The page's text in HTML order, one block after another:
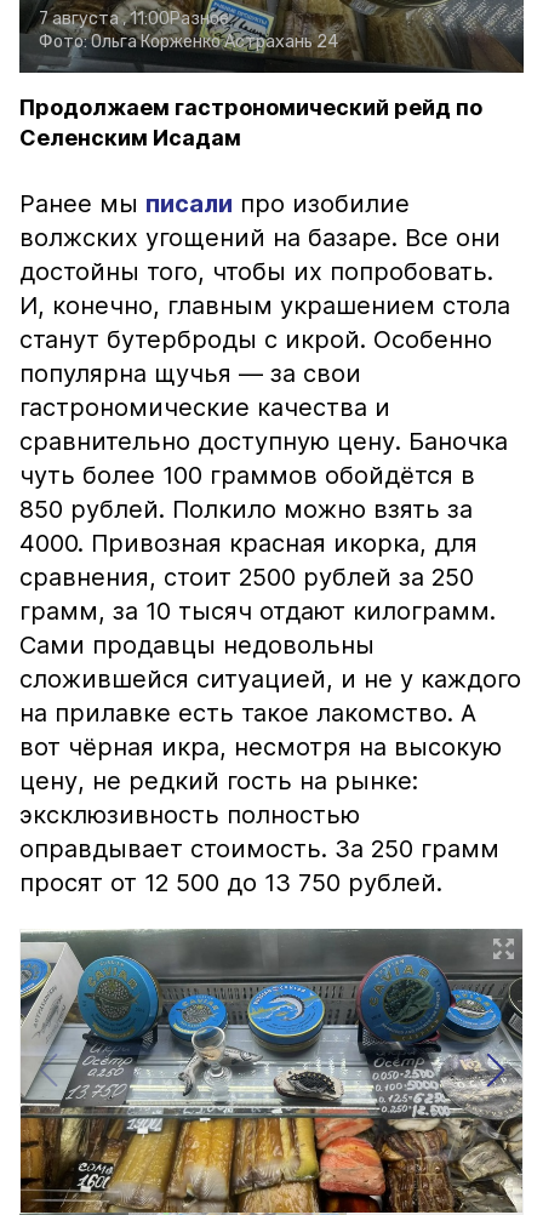
7 августа , 11:00Разное
Фото:Ольга КорженкоАстрахань 24
Продолжаем гастрономический рейд по
Селенским Исадам
Ранее мы писали про изобилие
волжских угощений на базаре. Все они
достойны того, чтобы их попробовать.
И, конечно, главным украшением стола
станут бутерброды с икрой. Особенно
популярна щучья — за свои
гастрономические качества и
сравнительно доступную цену. Баночка
чуть более 100 граммов обойдётся в
850 рублей. Полкило можно взять за
4000. Привозная красная икорка, для
сравнения, стоит 2500 рублей за 250
грамм, за 10 тысяч отдают килограмм.
Сами продавцы недовольны
сложившейся ситуацией, и не у каждого
на прилавке есть такое лакомство. А
вот чёрная икра, несмотря на высокую
цену, не редкий гость на рынке:
эксклюзивность полностью
оправдывает стоимость. За 250 грамм
просят от 12 500 до 13 750 рублей.